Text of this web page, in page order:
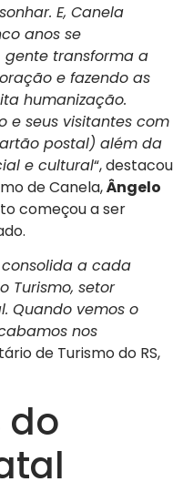
E, Canela
anos se
gente transforma a
e fazendo as
humanização.
e seus visitantes com
postal) além da
e cultural“, destacou
de Canela,Ângelo
começou a ser
a cada
Turismo, setor
Quando vemos o
nos
de Turismo do RS,
do